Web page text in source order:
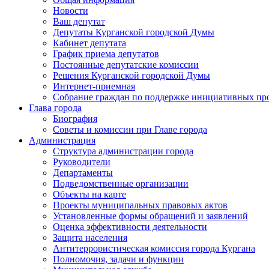
Новости
Ваш депутат
Депутаты Курганской городской Думы
Кабинет депутата
График приема депутатов
Постоянные депутатские комиссии
Решения Курганской городской Думы
Интернет-приемная
Собрание граждан по поддержке инициативных
Глава города
Биография
Советы и комиссии при Главе города
Администрация
Структура администрации города
Руководители
Департаменты
Подведомственные организации
Объекты на карте
Проекты муниципальных правовых актов
Установленные формы обращений и заявлений
Оценка эффективности деятельности
Защита населения
Антитеррористическая комиссия города Кургана
Полномочия, задачи и функции